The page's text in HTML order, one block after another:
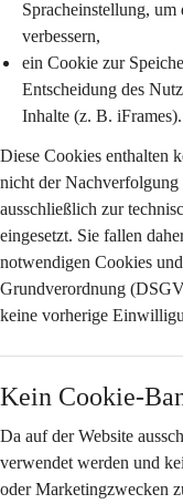
Spracheinstellung, um
verbessern,
ein Cookie zur
Entscheidung des
Inhalte (z. B. iFrames).
Diese Cookies enthalten
nicht der Nachverfolgung
ausschließlich zur
eingesetzt. Sie fallen
notwendigen Cookies
Grundverordnung
keine vorherige
Kein Cookie-
Da auf der Website
verwendet werden und
oder Marketingzwecken